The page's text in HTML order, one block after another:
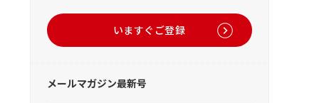
いますぐご登録
メールマガジン最新号